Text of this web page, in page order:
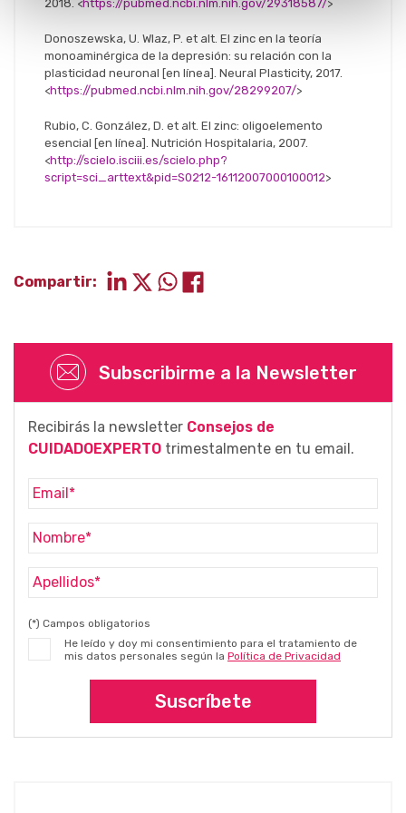
2018. <https://pubmed.ncbi.nlm.nih.gov/29318587/>
Donoszewska, U. Wlaz, P. et alt. El zinc en la teoría
monoaminérgica de la depresión: su relación con la
plasticidad neuronal [en línea]. Neural Plasticity, 2017.
<https://pubmed.ncbi.nlm.nih.gov/28299207/>
Rubio, C. González, D. et alt. El zinc: oligoelemento
esencial [en línea]. Nutrición Hospitalaria, 2007.
<http://scielo.isciii.es/scielo.php?
script=sci_arttext&pid=S0212-16112007000100012>
Compartir:
Subscribirme a la Newsletter
Recibirás la newsletter Consejos de
CUIDADOEXPERTO trimestalmente en tu email.
(*) Campos obligatorios
He leído y doy mi consentimiento para el tratamiento de
mis datos personales según la Política de Privacidad
Suscríbete